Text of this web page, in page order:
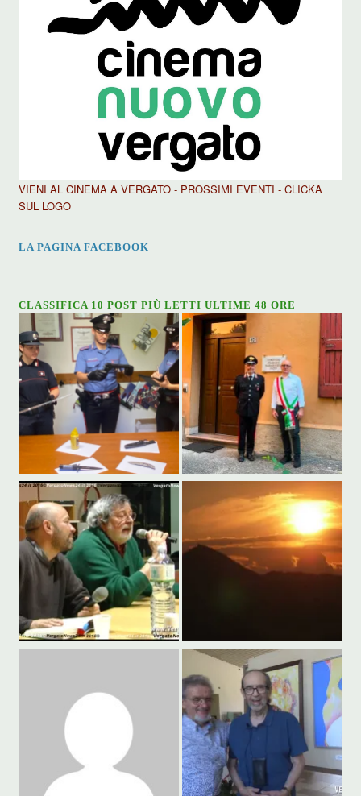
VIENI AL CINEMA A VERGATO - PROSSIMI EVENTI - CLICKA
SUL LOGO
LA PAGINA FACEBOOK
CLASSIFICA 10 POST PIÙ LETTI ULTIME 48 ORE